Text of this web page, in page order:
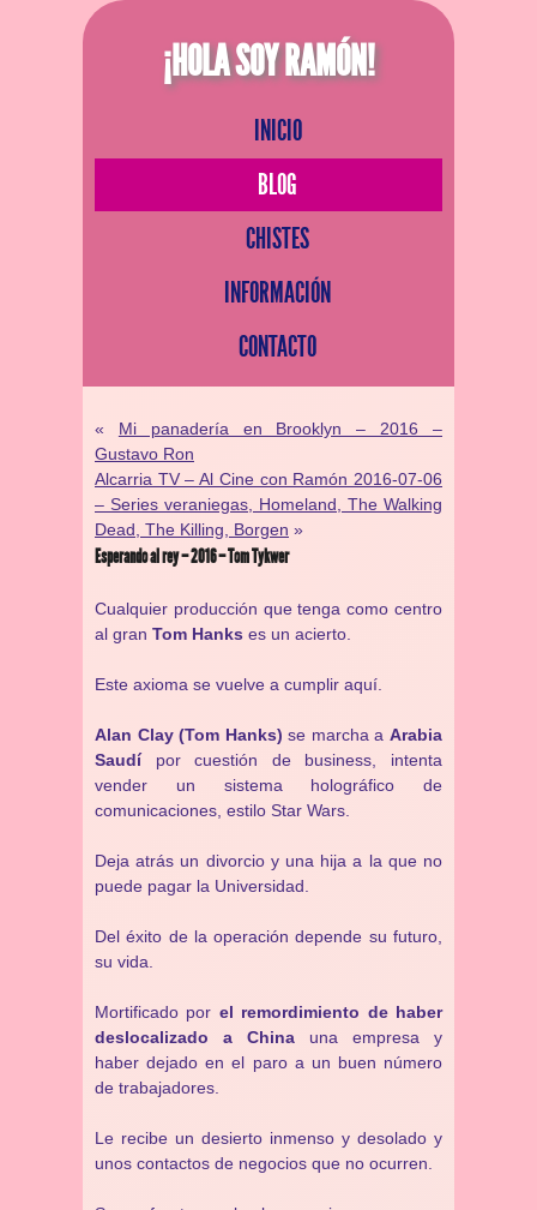
¡HOLA SOY RAMÓN!
INICIO
BLOG
CHISTES
INFORMACIÓN
CONTACTO
« Mi panadería en Brooklyn – 2016 –
Gustavo Ron
Alcarria TV – Al Cine con Ramón 2016-07-06
– Series veraniegas, Homeland, The Walking
Dead, The Killing, Borgen »
Esperando al rey – 2016 – Tom Tykwer
Cualquier producción que tenga como centro
al gran Tom Hanks es un acierto.
Este axioma se vuelve a cumplir aquí.
Alan Clay (Tom Hanks) se marcha aArabia
Saudípor cuestión de business, intenta
vender un sistema holográfico de
comunicaciones, estilo Star Wars.
Deja atrás un divorcio y una hija a la que no
puede pagar la Universidad.
Del éxito de la operación depende su futuro,
su vida.
Mortificado por el remordimiento de haber
deslocalizado a China una empresa y
haber dejado en el paro a un buen número
de trabajadores.
Le recibe un desierto inmenso y desolado y
unos contactos de negocios que no ocurren.